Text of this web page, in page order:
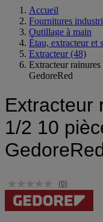
Accueil
Fournitures
Outillage à main
Étau, extracteur et
Extracteur (48)
Extracteur
GedoreRed
Extracteur
1/2 10
(0)